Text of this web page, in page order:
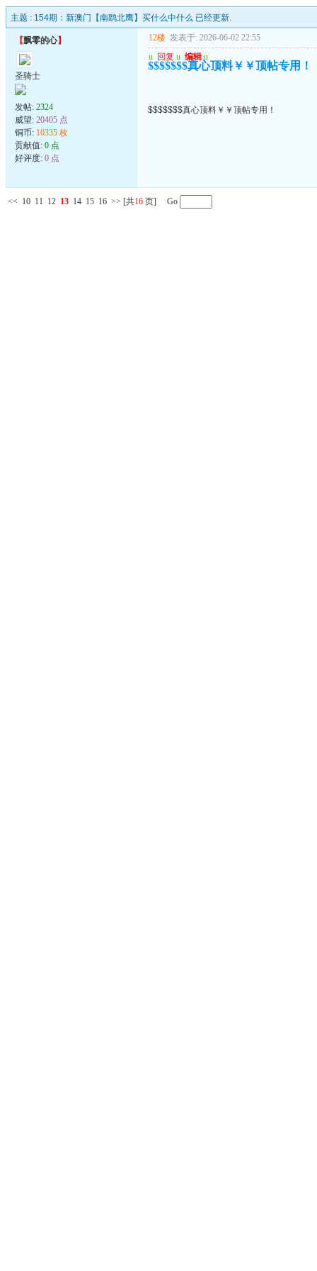
主题 : 154期：新澳门【南鹞北鹰】买什么中什么 已经更新.
【飘零的心】
圣骑士
发帖: 2324
威望: 20405 点
铜币: 10335 枚
贡献值: 0 点
好评度: 0 点
12楼 发表于: 2026-06-02 22:55
u 回复 u 编辑 u
$$$$$$$真心顶料￥￥顶帖专用！
$$$$$$$真心顶料￥￥顶帖专用！
<< 10 11 12 13 14 15 16 >> [共16 页] Go